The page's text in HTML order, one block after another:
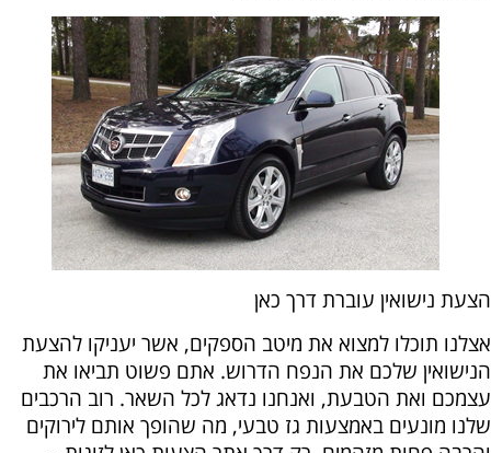
הצעת נישואין עוברת דרך כאן
אצלנו תוכלו למצוא את מיטב הספקים, אשר יעניקו להצעת
הנישואין שלכם את הנפח הדרוש. אתם פשוט תביאו את
עצמכם ואת הטבעת, ואנחנו נדאג לכל השאר. רוב הרכבים
שלנו מונעים באמצעות גז טבעי, מה שהופך אותם לירוקים